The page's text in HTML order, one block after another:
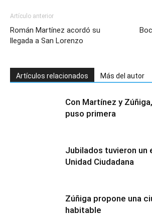
Artículo anterior
Román Martínez acordó su
llegada a San Lorenzo
Artículos relacionados Más del autor
Con Martínez y
puso primera
Jubilados tuvieron un
Unidad Ciudadana
Zúñiga propone una
habitable